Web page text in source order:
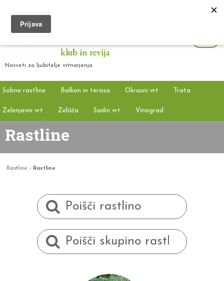
Nasveti za ljubitelje vrtnarjenja
Sobne rastline Balkon in terasa Okrasni vrt Trata
Zelenjavni vrt Zelišča Sadni vrt Vinograd
Rastline
Rastline Rastline